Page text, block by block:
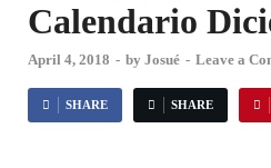
Calendario
April 4, 2018 - by Josué - Leave a
SHARE SHARE